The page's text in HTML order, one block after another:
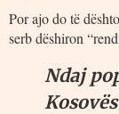
Por ajo do të
serb dëshiron
Ndaj